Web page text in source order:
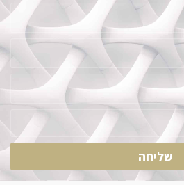
שליחה